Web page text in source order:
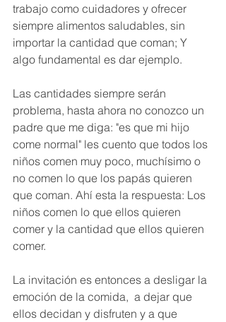
trabajo como cuidadores y ofrecer
siempre alimentos saludables, sin
importar la cantidad que coman; Y
algo fundamental es dar ejemplo.
Las cantidades siempre serán
problema, hasta ahora no conozco un
padre que me diga: "es que mi hijo
come normal" les cuento que todos los
niños comen muy poco, muchísimo o
no comen lo que los papás quieren
que coman. Ahí esta la respuesta: Los
niños comen lo que ellos quieren
comer y la cantidad que ellos quieren
comer.
La invitación es entonces a desligar la
emoción de la comida,  a dejar que
ellos decidan y disfruten y a que